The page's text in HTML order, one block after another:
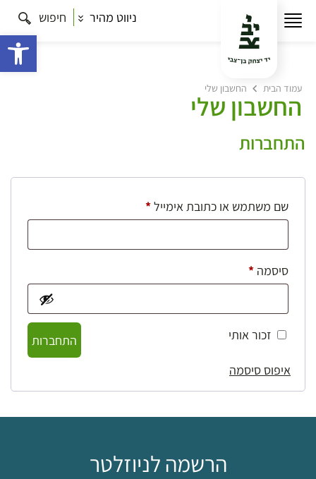
ניווט מהיר חיפוש
עמוד הבית החשבון שלי
החשבון שלי
התחברות
שם משתמש או כתובת אימייל*חובה
סיסמה *חובה
זכור אותי
התחברות
איפוס סיסמה
הרשמה לניוזלטר